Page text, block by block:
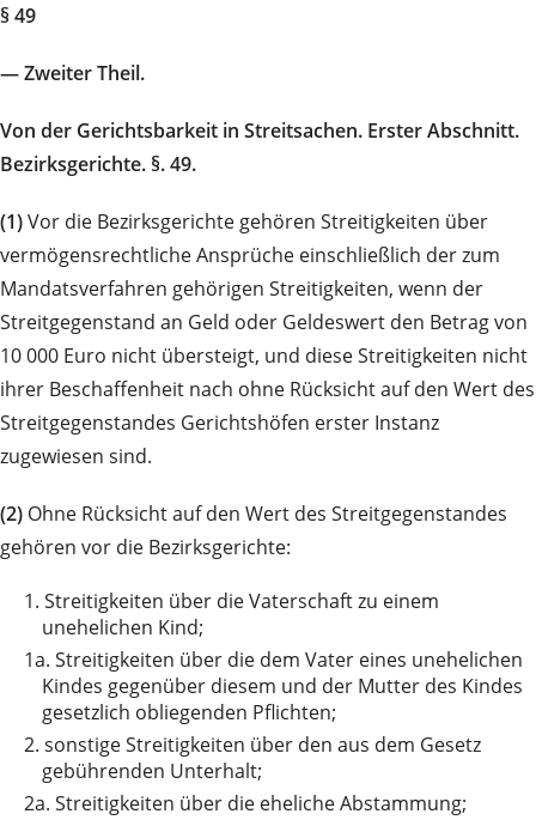
§ 49
— Zweiter Theil.
Von der Gerichtsbarkeit in Streitsachen. Erster Abschnitt.
Bezirksgerichte. §. 49.
(1)Vor die Bezirksgerichte gehören Streitigkeiten über
vermögensrechtliche Ansprüche einschließlich der zum
Mandatsverfahren gehörigen Streitigkeiten, wenn der
Streitgegenstand an Geld oder Geldeswert den Betrag von
10 000 Euro nicht übersteigt, und diese Streitigkeiten nicht
ihrer Beschaffenheit nach ohne Rücksicht auf den Wert des
Streitgegenstandes Gerichtshöfen erster Instanz
zugewiesen sind.
(2) Ohne Rücksicht auf den Wert des Streitgegenstandes
gehören vor die Bezirksgerichte:
1. Streitigkeiten über die Vaterschaft zu einem
unehelichen Kind;
1a. Streitigkeiten über die dem Vater eines unehelichen
Kindes gegenüber diesem und der Mutter des Kindes
gesetzlich obliegenden Pflichten;
2. sonstige Streitigkeiten über den aus dem Gesetz
gebührenden Unterhalt;
2a. Streitigkeiten über die eheliche Abstammung;